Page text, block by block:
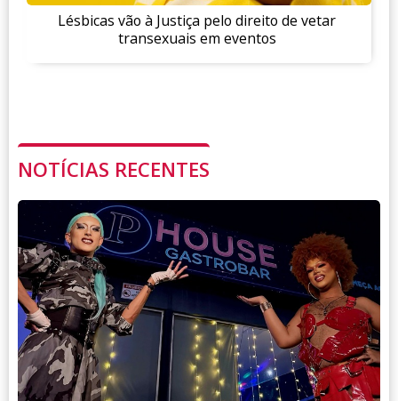
Lésbicas vão à Justiça pelo direito de vetar
transexuais em eventos
NOTÍCIAS RECENTES